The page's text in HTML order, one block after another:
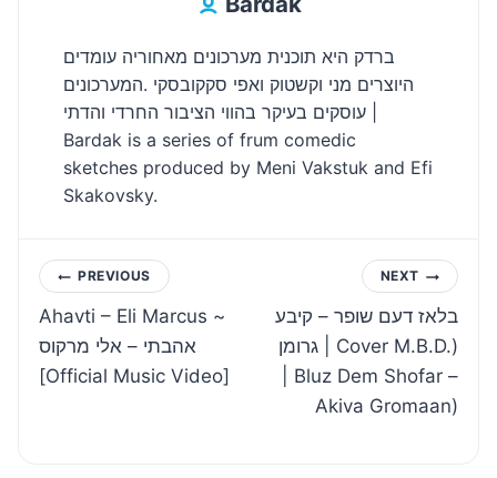
ברדק היא תוכנית מערכונים מאחוריה עומדים
היוצרים מני וקשטוק ואפי סקקובסקי .המערכונים
Bardak is a series of frum comedic
sketches produced by Meni Vakstuk and Efi
Skakovsky.
Post
navigation
PREVIOUS
Ahavti – Eli Marcus ~
אהבתי – אלי מרקוס
[Official Music Video]
NEXT
בלאז דעם שופר – קיבע
גרומן | Cover M.B.D.)
| Bluz Dem Shofar –
Akiva Gromaan)